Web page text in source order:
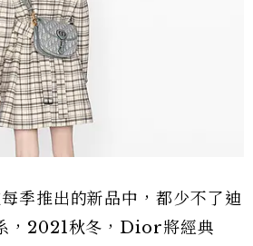
季推出的新品中，都少不了迪
，2021秋冬，Dior將經典